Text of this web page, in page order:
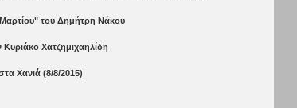
του Δημήτρη Νάκου
Χατζημιχαηλίδη
Χανιά (8/8/2015)